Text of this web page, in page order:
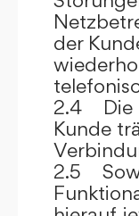
der
2.4 Die
Kunde
2.5